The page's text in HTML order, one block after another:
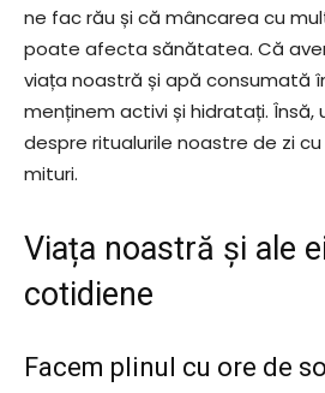
ne fac rău și că mâncarea cu
poate afecta sănătatea. Că
viața noastră și apă consumată
menținem activi și hidratați.
despre ritualurile noastre de zi
mituri.
Viața noastră și ale
cotidiene
Facem plinul cu ore de